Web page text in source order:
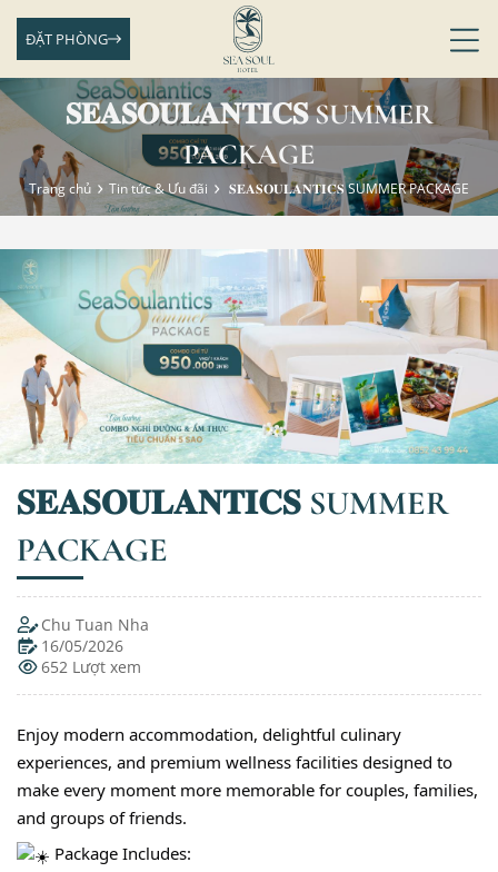
ĐẶT PHÒNG
𝐒𝐄𝐀𝐒𝐎𝐔𝐋𝐀𝐍𝐓𝐈𝐂𝐒 SUMMER
PACKAGE
Trang chủ Tin tức & Ưu đãi 𝐒𝐄𝐀𝐒𝐎𝐔𝐋𝐀𝐍𝐓𝐈𝐂𝐒 SUMMER PACKAGE
𝐒𝐄𝐀𝐒𝐎𝐔𝐋𝐀𝐍𝐓𝐈𝐂𝐒 SUMMER
PACKAGE
Chu Tuan Nha
16/05/2026
652 Lượt xem
Enjoy modern accommodation, delightful culinary
experiences, and premium wellness facilities designed to
make every moment more memorable for couples, families,
and groups of friends.
Package Includes: